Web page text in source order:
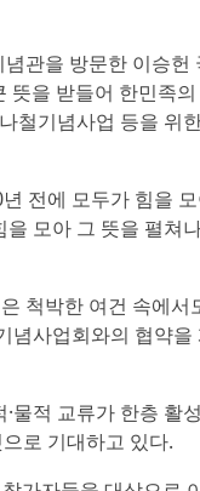
관을 방문한 이승헌
뜻을 받들어 한민족
철기념사업 등을 위
전에 모두가 힘을
모아 그 뜻을 펼쳐
척박한 여건 속에
념사업회와의 협약
물적 교류가 한층 활
로 기대하고 있다.